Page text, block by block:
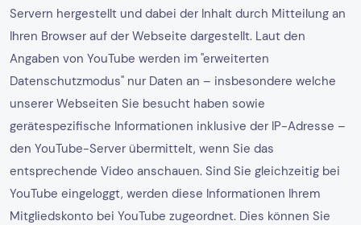
Servern hergestellt und dabei der Inhalt durch Mitteilung an
Ihren Browser auf der Webseite dargestellt. Laut den
Angaben von YouTube werden im "erweiterten
Datenschutzmodus" nur Daten an – insbesondere welche
unserer Webseiten Sie besucht haben sowie
gerätespezifische Informationen inklusive der IP-Adresse –
den YouTube-Server übermittelt, wenn Sie das
entsprechende Video anschauen. Sind Sie gleichzeitig bei
YouTube eingeloggt, werden diese Informationen Ihrem
Mitgliedskonto bei YouTube zugeordnet. Dies können Sie